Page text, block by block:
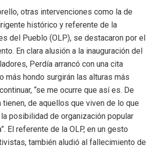
otras intervenciones como la de
histórico y referente de la
del Pueblo (OLP), se destacaron por el
En clara alusión a la inauguración del
Perdía arrancó con una cita
más hondo surgirán las alturas más
“se me ocurre que así es. De
tienen, de aquellos que viven de lo que
posibilidad de organización popular
El referente de la OLP, en un gesto
también aludió al fallecimiento de